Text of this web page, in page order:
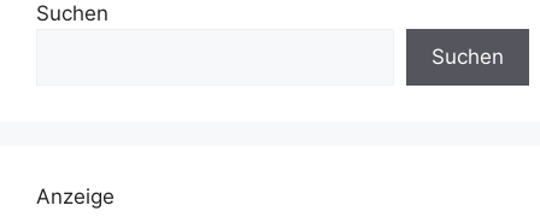
Suchen
Suchen
Anzeige